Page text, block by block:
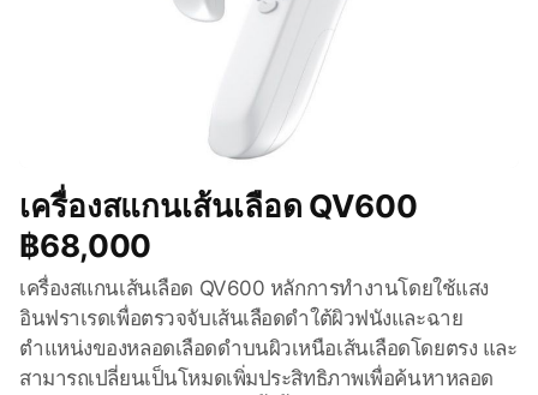
เครื่องสแกนเส้นเลือด QV600
฿68,000
เครื่องสแกนเส้นเลือด QV600 หลักการทำงานโดยใช้แสง
อินฟราเรดเพื่อตรวจจับเส้นเลือดดำใต้ผิวฟนังและฉาย
ตำแหน่งของหลอดเลือดดำบนผิวเหนือเส้นเลือดโดยตรง และ
สามารถเปลี่ยนเป็นโหมดเพิ่มประสิทธิภาพเพื่อค้นหาหลอด